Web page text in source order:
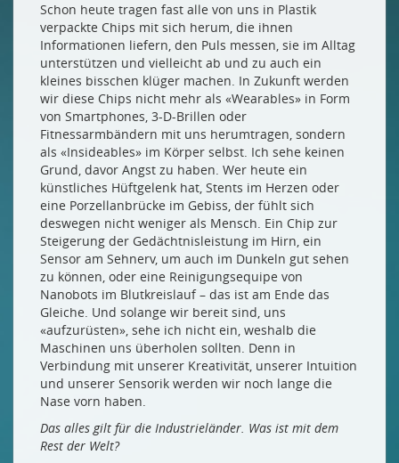
Schon heute tragen fast alle von uns in Plastik
verpackte Chips mit sich herum, die ihnen
Informationen liefern, den Puls messen, sie im Alltag
unterstützen und vielleicht ab und zu auch ein
kleines bisschen klüger machen. In Zukunft werden
wir diese Chips nicht mehr als «Wearables» in Form
von Smartphones, 3-D-Brillen oder
Fitnessarmbändern mit uns herumtragen, sondern
als «Insideables» im Körper selbst. Ich sehe keinen
Grund, davor Angst zu haben. Wer heute ein
künstliches Hüftgelenk hat, Stents im Herzen oder
eine Porzellanbrücke im Gebiss, der fühlt sich
deswegen nicht weniger als Mensch. Ein Chip zur
Steigerung der Gedächtnisleistung im Hirn, ein
Sensor am Sehnerv, um auch im Dunkeln gut sehen
zu können, oder eine Reinigungsequipe von
Nanobots im Blutkreislauf – das ist am Ende das
Gleiche. Und solange wir bereit sind, uns
«aufzurüsten», sehe ich nicht ein, weshalb die
Maschinen uns überholen sollten. Denn in
Verbindung mit unserer Kreativität, unserer Intuition
und unserer Sensorik werden wir noch lange die
Nase vorn haben.
Das alles gilt für die Industrieländer. Was ist mit dem
Rest der Welt?